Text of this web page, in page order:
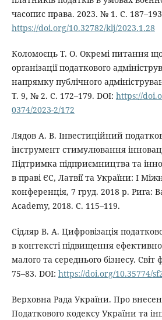
часопис права. 2023. № 1. С.
https://doi.org/10.32782/klj/2023.1.28
Коломоєць Т. О. Окремі питання
організації податкового
напрямку публічного
Т. 9, № 2. С. 172–179. DOI: https://
0374/2023-2/172
Лядов А. В. Інвестиційний
інструмент стимулювання
Підтримка підприємництва та
в праві ЄС, Латвії та України: I
конференція, 7 груд. 2018 р. Рига:
Academy, 2018. С. 115–119.
Сідляр В. А. Цифровізація
в контексті підвищення
малого та середнього бізнесу. Світ
75–83. DOI: https://doi.org/10.35774/
Верховна Рада України. Про
Податкового кодексу України та